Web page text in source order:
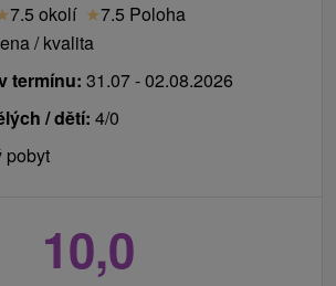
7.5 okolí ★7.5 Poloha
/ kvalita
termínu: 31.07 - 02.08.2026
/ dětí: 4/0
pobyt
10,0